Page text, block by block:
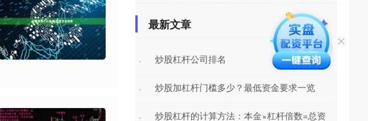
最新文章
· 炒股杠杆公司排名
· 炒股加杠杆门槛多少？最低资金要求一览
·
炒股杠杆的计算方法：本金×杠杆倍数=总资